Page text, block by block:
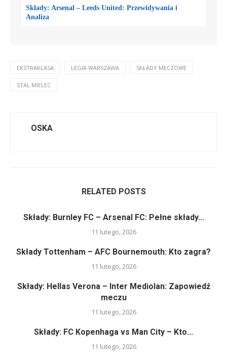
Składy: Arsenal – Leeds United: Przewidywania i
Analiza
EKSTRAKLASA LEGIA WARSZAWA SKŁADY MECZOWE
STAL MIELEC
OSKA
RELATED POSTS
Składy: Burnley FC – Arsenal FC: Pełne składy...
11 lutego, 2026
Składy Tottenham – AFC Bournemouth: Kto zagra?
11 lutego, 2026
Składy: Hellas Verona – Inter Mediolan: Zapowiedź
meczu
11 lutego, 2026
Składy: FC Kopenhaga vs Man City – Kto...
11 lutego, 2026